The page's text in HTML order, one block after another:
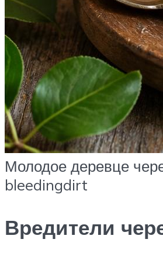
Молодое деревце
bleedingdirt
Вредители